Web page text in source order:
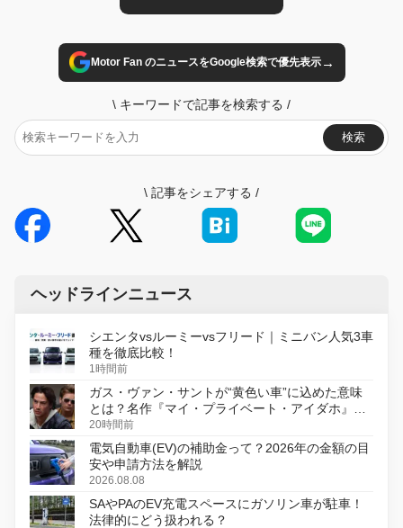
Motor Fan のニュースをGoogle検索で優先表示→
\ キーワードで記事を検索する /
検索
\ 記事をシェアする /
ヘッドラインニュース
シエンタvsルーミーvsフリード｜ミニバン人気3車
種を徹底比較！
1時間前
ガス・ヴァン・サントが“黄色い車”に込めた意味
とは？名作『マイ・プライベート・アイダホ』が
初のデジタルリマスター版で復活
20時間前
電気自動車(EV)の補助金って？2026年の金額の目
安や申請方法を解説
2026.08.08
SAやPAのEV充電スペースにガソリン車が駐車！
法律的にどう扱われる？